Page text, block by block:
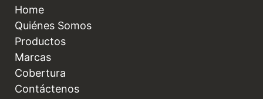
Home
Quiénes Somos
Productos
Marcas
Cobertura
Contáctenos